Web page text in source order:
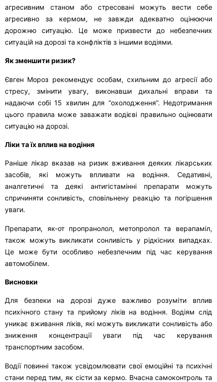
агресивним станом або стресовані можуть вести себе
агресивно за кермом, не завжди адекватно оцінюючи
дорожню ситуацію. Це може призвести до небезпечних
ситуацій на дорозі та конфліктів з іншими водіями.
Як зменшити ризик?
Євген Мороз рекомендує особам, схильним до агресії або
стресу, змінити увагу, виконавши дихальні вправи та
надаючи собі 15 хвилин для “охолодження”. Недотримання
цього правила може заважати водієві правильно оцінювати
ситуацію на дорозі.
Ліки та їх вплив на водіння
Раніше лікар вказав на ризик вживання деяких лікарських
засобів, які можуть впливати на водіння. Седативні,
аналгетичні та деякі антигістамінні препарати можуть
спричиняти сонливість, сповільнену реакцію та погіршення
уваги.
Препарати, як-от пропранолол, метопролол та верапаміл,
також можуть викликати сонливість у рідкісних випадках.
Це може бути особливо небезпечним під час керування
автомобілем.
Висновки
Для безпеки на дорозі дуже важливо розуміти вплив
психічного стану та прийому ліків на водіння. Водіям слід
уникає вживання ліків, які можуть викликати сонливість або
зниження концентрації уваги під час керування
транспортним засобом.
Водії повинні також усвідомлювати свої емоційні та психічні
стани перед тим, як сісти за кермо. Вчасна самоконтроль та